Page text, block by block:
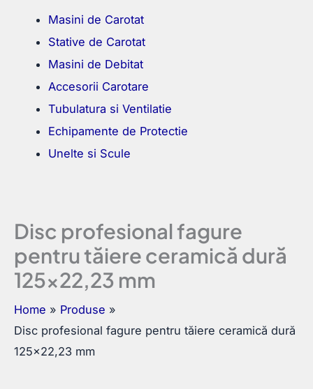
Masini de Carotat
Stative de Carotat
Masini de Debitat
Accesorii Carotare
Tubulatura si Ventilatie
Echipamente de Protectie
Unelte si Scule
Disc profesional fagure
pentru tăiere ceramică dură
125×22,23 mm
Home
Produse
Disc profesional fagure pentru tăiere ceramică dură
125×22,23 mm